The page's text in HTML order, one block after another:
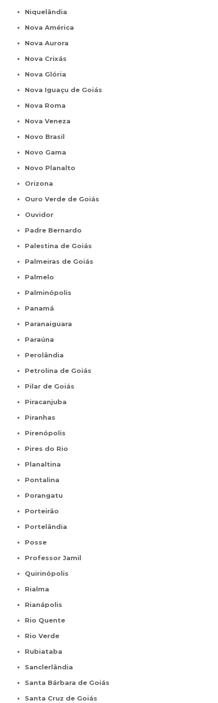
Niquelândia
Nova América
Nova Aurora
Nova Crixás
Nova Glória
Nova Iguaçu de Goiás
Nova Roma
Nova Veneza
Novo Brasil
Novo Gama
Novo Planalto
Orizona
Ouro Verde de Goiás
Ouvidor
Padre Bernardo
Palestina de Goiás
Palmeiras de Goiás
Palmelo
Palminópolis
Panamá
Paranaiguara
Paraúna
Perolândia
Petrolina de Goiás
Pilar de Goiás
Piracanjuba
Piranhas
Pirenópolis
Pires do Rio
Planaltina
Pontalina
Porangatu
Porteirão
Portelândia
Posse
Professor Jamil
Quirinópolis
Rialma
Rianápolis
Rio Quente
Rio Verde
Rubiataba
Sanclerlândia
Santa Bárbara de Goiás
Santa Cruz de Goiás